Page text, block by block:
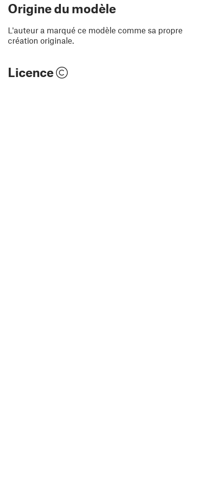
Origine du modèle
L'auteur a marqué ce modèle comme sa propre
création originale.
Licence